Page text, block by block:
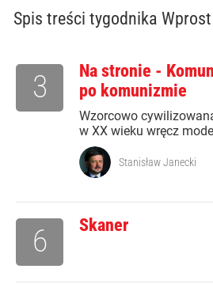
Spis treści tygodnika
Na stronie -
po komunizmie
Wzorcowo
w XX wieku wręcz
3
Stanisław Janecki
Skaner
6